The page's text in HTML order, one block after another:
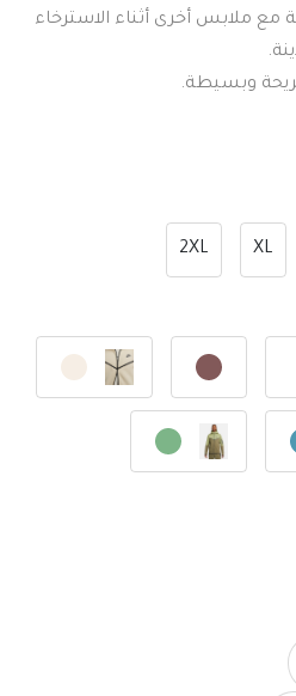
مع ملابس أخرى أثناء الاسترخاء
وبسيطة.
XL
2XL